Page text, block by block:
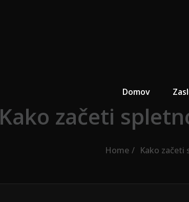
Domov
Kako začeti
Home Kako začeti